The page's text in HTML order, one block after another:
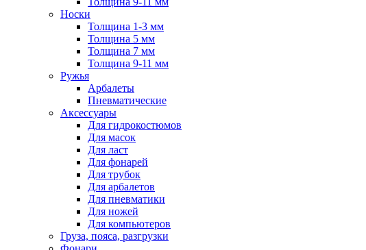
Носки
Толщина 1-3 мм
Толщина 5 мм
Толщина 7 мм
Толщина 9-11 мм
Ружья
Арбалеты
Пневматические
Аксессуары
Для гидрокостюмов
Для масок
Для ласт
Для фонарей
Для трубок
Для арбалетов
Для пневматики
Для ножей
Для компьютеров
Груза, пояса, разгрузки